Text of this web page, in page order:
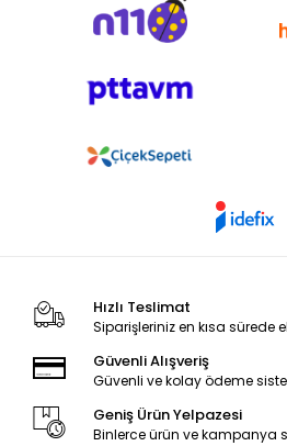
Hızlı Teslimat
Siparişleriniz en kısa sürede
Güvenli Alışveriş
Güvenli ve kolay ödeme
Geniş Ürün Yelpazesi
Binlerce ürün ve kampanya